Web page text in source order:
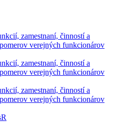
zamestnaní, činností a
verejných funkcionárov
zamestnaní, činností a
verejných funkcionárov
zamestnaní, činností a
verejných funkcionárov